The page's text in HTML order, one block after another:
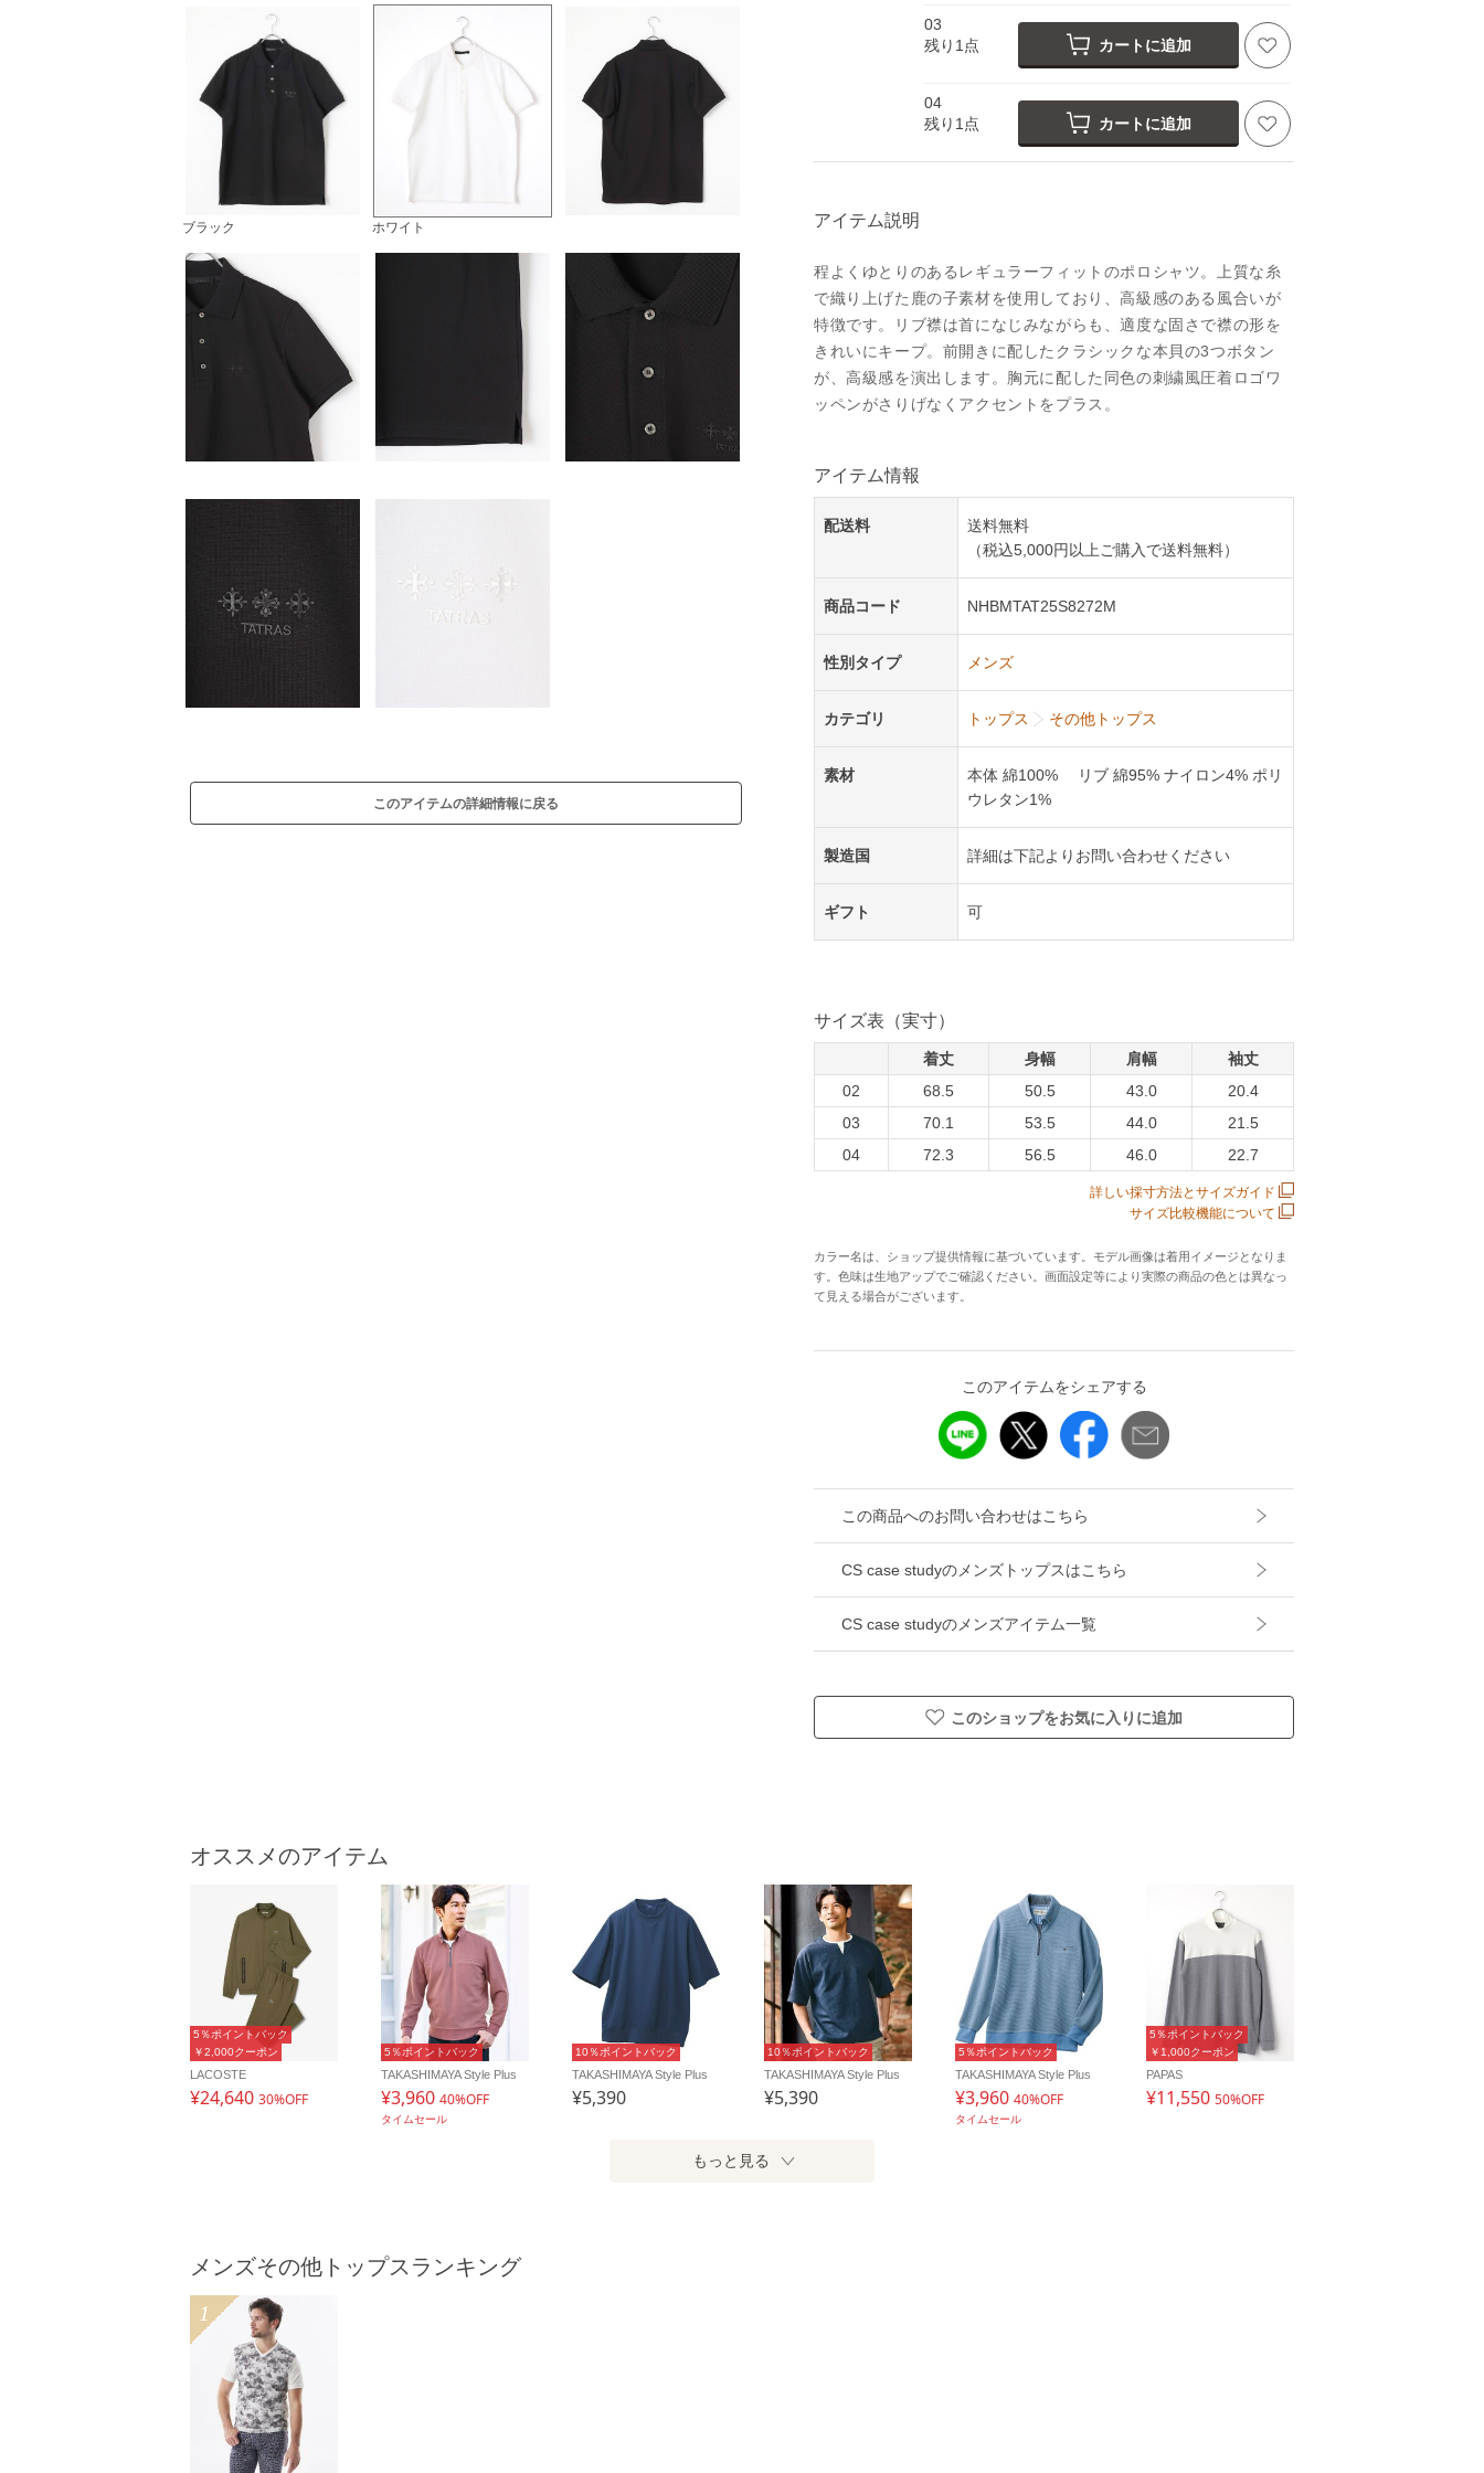
ブラック ホワイト
このアイテムの詳細情報に戻る
03
残り1点
カートに追加
04
残り1点
カートに追加
アイテム説明
程よくゆとりのあるレギュラーフィットのポロシャツ。上質な糸
で織り上げた鹿の子素材を使用しており、高級感のある風合いが
特徴です。リブ襟は首になじみながらも、適度な固さで襟の形を
きれいにキープ。前開きに配したクラシックな本貝の3つボタン
が、高級感を演出します。胸元に配した同色の刺繍風圧着ロゴワ
ッペンがさりげなくアクセントをプラス。
アイテム情報
配送料
送料無料
（税込5,000円以上ご購入で送料無料）
商品コード NHBMTAT25S8272M
性別タイプ メンズ
カテゴリ トップス その他トップス
素材
本体 綿100% リブ 綿95% ナイロン4% ポリ
ウレタン1%
製造国 詳細は下記よりお問い合わせください
ギフト 可
サイズ表（実寸）
着丈 身幅 肩幅
袖丈
02
68.5 50.5 43.0
20.4
03
70.1 53.5 44.0
21.5
04
72.3 56.5 46.0 22.7
詳しい採寸方法とサイズガイド
サイズ比較機能について
カラー名は、ショップ提供情報に基づいています。モデル画像は着用イメージとなりま
す。色味は生地アップでご確認ください。画面設定等により実際の商品の色とは異なっ
て見える場合がございます。
このアイテムをシェアする
この商品へのお問い合わせはこちら
CS case studyのメンズトップスはこちら
CS case studyのメンズアイテム一覧
このショップをお気に入りに追加
オススメのアイテム
￥2,000クーポン
5％ポイントバック
LACOSTE
¥24,640 30%OFF
5％ポイントバック
TAKASHIMAYA Style Plus
¥3,960 40%OFF
タイムセール
10％ポイントバック
TAKASHIMAYA Style Plus
¥5,390
10％ポイントバック
TAKASHIMAYA Style Plus
¥5,390
5％ポイントバック
TAKASHIMAYA Style Plus
¥3,960 40%OFF
タイムセール
￥1,000クーポン
5％ポイントバック
PAPAS
¥11,550 50%OFF
もっと見る
メンズその他トップスランキング
1